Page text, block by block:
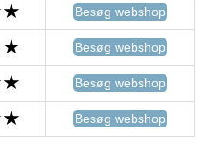
Besøg webshop
Besøg webshop
Besøg webshop
Besøg webshop